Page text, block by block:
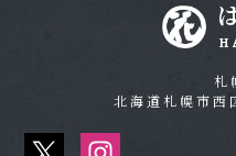
札
北海道札幌市